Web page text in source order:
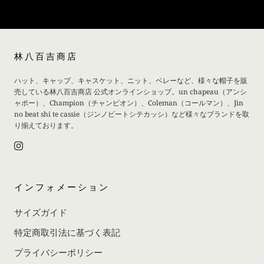
林八百吉商店
ハット、キャップ、キャスケット、ニット、ベレーなど、様々な帽子を販
売している林八百吉商店 公式オンラインショップ。un chapeau（アンシ
ャポー）、Champion（チャンピオン）、Coleman（コールマン）、Jin
no beat shi te cassie（ジンノビートシテカッシ）など様々なブランドを取
り揃えております。
インフォメーション
サイズガイド
特定商取引法に基づく表記
プライバシーポリシー